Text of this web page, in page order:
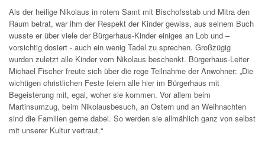
Als der heilige Nikolaus in rotem Samt mit Bischofsstab und Mitra den
Raum betrat, war ihm der Respekt der Kinder gewiss, aus seinem Buch
wusste er über viele der Bürgerhaus-Kinder einiges an Lob und –
vorsichtig dosiert - auch ein wenig Tadel zu sprechen. Großzügig
wurden zuletzt alle Kinder vom Nikolaus beschenkt. Bürgerhaus-Leiter
Michael Fischer freute sich über die rege Teilnahme der Anwohner: „Die
wichtigen christlichen Feste feiern alle hier im Bürgerhaus mit
Begeisterung mit, egal, woher sie kommen. Vor allem beim
Martinsumzug, beim Nikolausbesuch, an Ostern und an Weihnachten
sind die Familien gerne dabei. So werden sie allmählich ganz von selbst
mit unserer Kultur vertraut.“